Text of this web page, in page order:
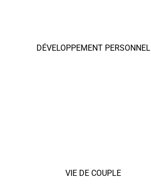
DÉVELOPPEMENT PERSONNEL
VIE DE COUPLE